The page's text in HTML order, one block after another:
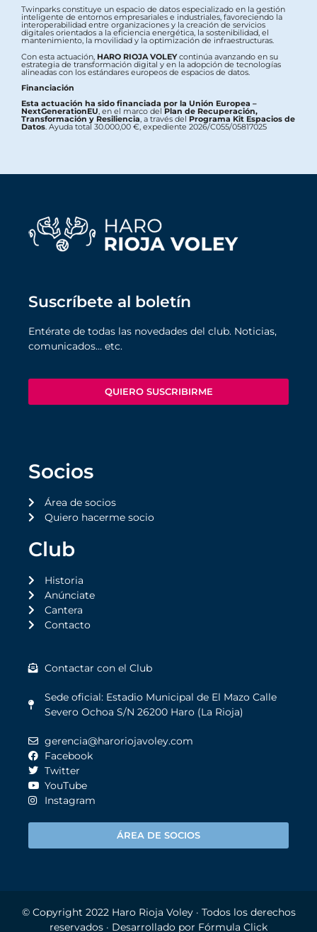
Twinparks constituye un espacio de datos especializado en la gestión
inteligente de entornos empresariales e industriales, favoreciendo la
interoperabilidad entre organizaciones y la creación de servicios
digitales orientados a la eficiencia energética, la sostenibilidad, el
mantenimiento, la movilidad y la optimización de infraestructuras.
Con esta actuación, HARO RIOJA VOLEYcontinúa avanzando en su
estrategia de transformación digital y en la adopción de tecnologías
alineadas con los estándares europeos de espacios de datos.
Financiación
Esta actuación ha sido financiada por la Unión Europea –
NextGenerationEU, en el marco del Plan de Recuperación,
Transformación y Resiliencia, a través del Programa Kit Espacios de
Datos. Ayuda total 30.000,00 €, expediente 2026/C055/05817025
Suscríbete al boletín
Entérate de todas las novedades del club. Noticias,
comunicados… etc.
QUIERO SUSCRIBIRME
Socios
Área de socios
Quiero hacerme socio
Club
Historia
Anúnciate
Cantera
Contacto
Contactar con el Club
Sede oficial: Estadio Municipal de El Mazo Calle
Severo Ochoa S/N 26200 Haro (La Rioja)
gerencia@haroriojavoley.com
Facebook
Twitter
YouTube
Instagram
ÁREA DE SOCIOS
© Copyright 2022 Haro Rioja Voley· Todos los derechos
reservados · Desarrollado por Fórmula Click